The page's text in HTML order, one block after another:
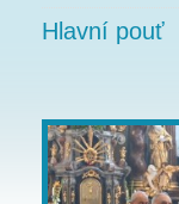
Hlavní pouť